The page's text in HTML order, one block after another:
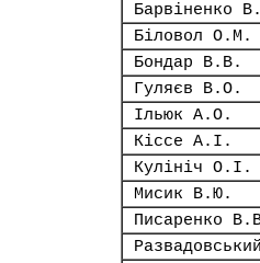
Барвіненко
Біловол О.М.
Бондар В.В.
Гуляєв В.О.
Ільюк А.О.
Кіссе А.І.
Кулініч О.І.
Мисик В.Ю.
Писаренко